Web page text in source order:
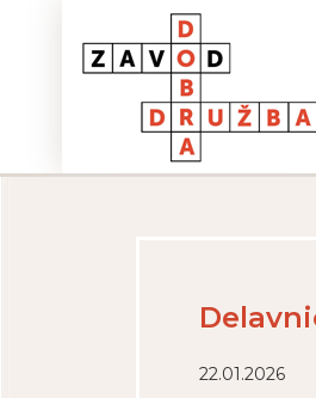
22.01.2026